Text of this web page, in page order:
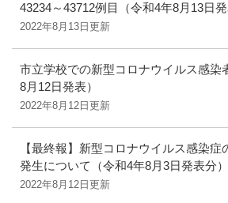
43234～43712例目（令和4年8月13日発
2022年8月13日更新
市立学校での新型コロナウイルス感染
8月12日発表）
2022年8月12日更新
【最終報】新型コロナウイルス感染
発生について（令和4年8月3日発表分）
2022年8月12日更新